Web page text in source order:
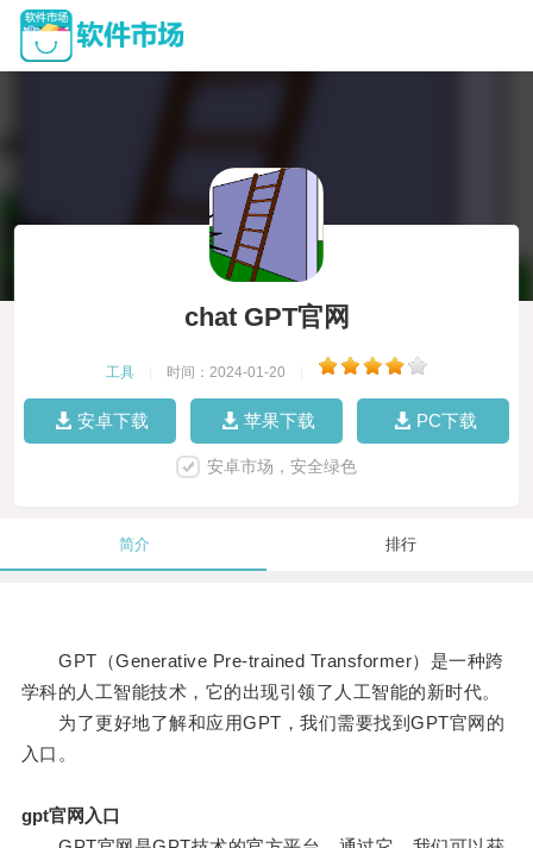
chat GPT官网
工具 时间：2024-01-20
安卓下载 苹果下载 PC下载
安卓市场，安全绿色
简介 排行
GPT（Generative Pre-trained Transformer）是一种跨
学科的人工智能技术，它的出现引领了人工智能的新时代。
为了更好地了解和应用GPT，我们需要找到GPT官网的
入口。
gpt官网入口